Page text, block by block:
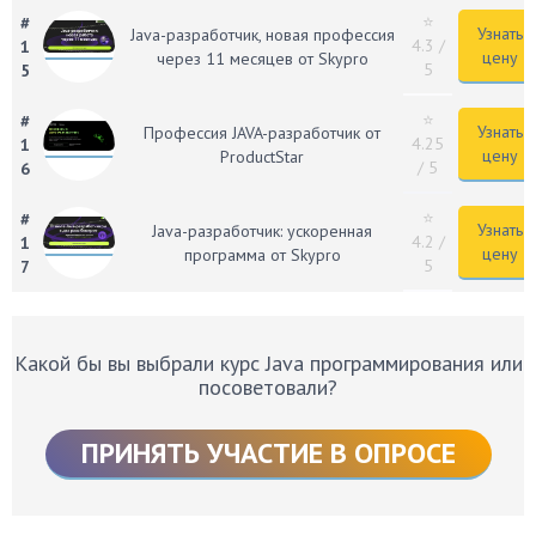
#
1
5
Java-разработчик, новая профессия
через 11 месяцев от Skypro
⭐
4.3 /
5
Узнать
цену
#
1
6
Профессия JAVA-разработчик от
ProductStar
⭐
4.25
/ 5
Узнать
цену
#
1
7
Java-разработчик: ускоренная
программа от Skypro
⭐
4.2 /
5
Узнать
цену
Какой бы вы выбрали курс Java программирования или
посоветовали?
ПРИНЯТЬ УЧАСТИЕ В ОПРОСЕ